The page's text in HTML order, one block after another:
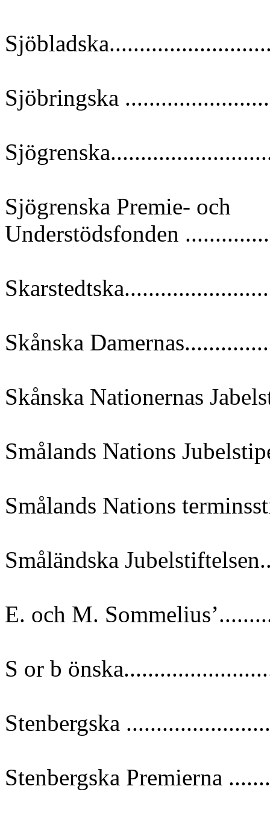
Sjöbringska
Sjögrenska Premie- och
Understödsfonden
Skånska
Skånska Nationernas
Smålands Nations
Smålands Nations
Småländska
E. och M.
S or b
Stenbergska
Stenbergska Premierna